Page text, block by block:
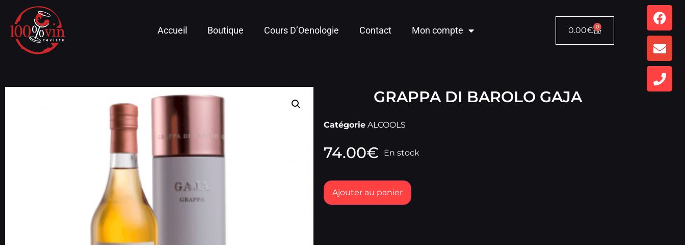
Accueil Boutique Cours D’Oenologie Contact Mon compte 0.00€ 0
GRAPPA DI BAROLO GAJA
Catégorie ALCOOLS
74.00€ En stock
Ajouter au panier